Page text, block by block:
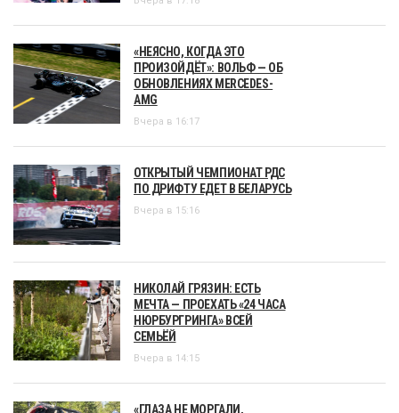
«НЕЯСНО, КОГДА ЭТО
ПРОИЗОЙДЁТ»: ВОЛЬФ — ОБ
ОБНОВЛЕНИЯХ MERCEDES-
AMG
Вчера в 16:17
ОТКРЫТЫЙ ЧЕМПИОНАТ РДС
ПО ДРИФТУ ЕДЕТ В БЕЛАРУСЬ
Вчера в 15:16
НИКОЛАЙ ГРЯЗИН: ЕСТЬ
МЕЧТА — ПРОЕХАТЬ «24 ЧАСА
НЮРБУРГРИНГА» ВСЕЙ
СЕМЬЁЙ
Вчера в 14:15
«ГЛАЗА НЕ МОРГАЛИ,